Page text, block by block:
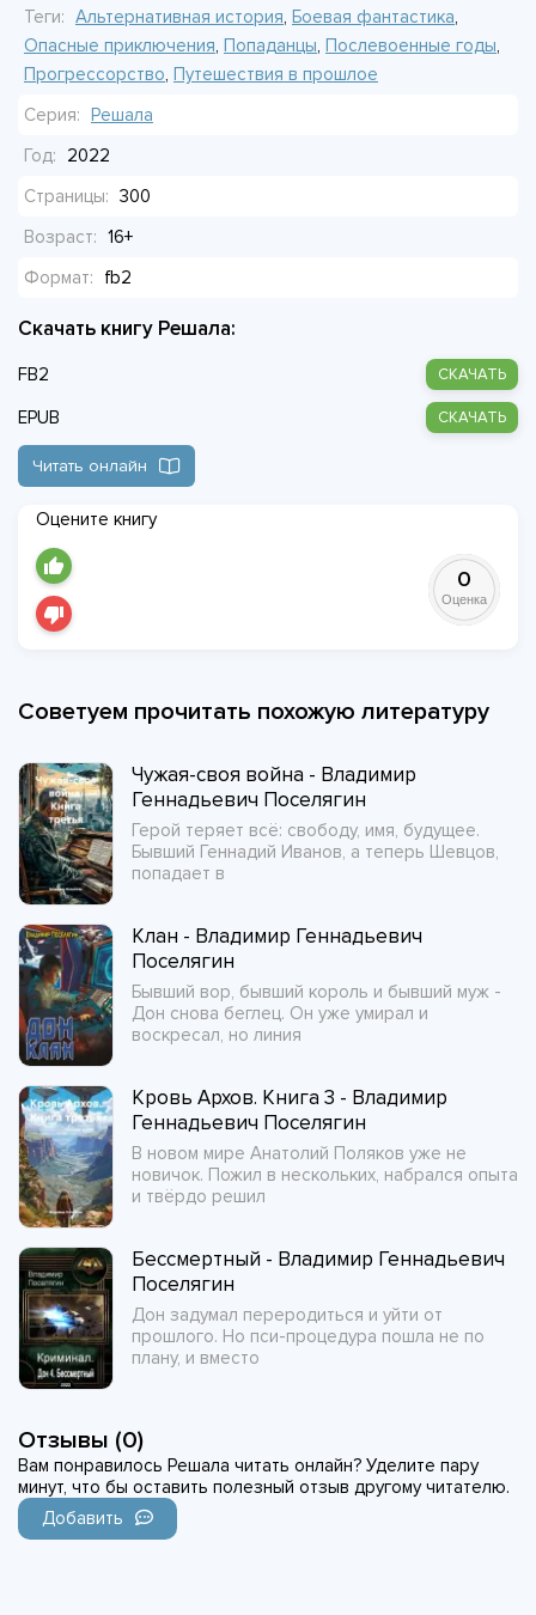
где бы раздобыть нормальный чай, потому что заварка
кончилась ещё утром.
Теги: Альтернативная история, Боевая фантастика,
Опасные приключения, Попаданцы, Послевоенные годы,
Прогрессорство, Путешествия в прошлое
Серия: Решала
Год:
2022
Страницы: 300
Возраст: 16+
Формат:
fb2
Скачать книгу Решала:
FB2 СКАЧАТЬ
EPUB СКАЧАТЬ
Читать онлайн
Оцените книгу
0
Оценка
Советуем прочитать похожую литературу
Чужая-своя война - Владимир
Геннадьевич Поселягин
Герой теряет всё: свободу, имя, будущее.
Бывший Геннадий Иванов, а теперь Шевцов,
попадает в
Клан - Владимир Геннадьевич
Поселягин
Бывший вор, бывший король и бывший муж -
Дон снова беглец. Он уже умирал и
воскресал, но линия
Кровь Архов. Книга 3 - Владимир
Геннадьевич Поселягин
В новом мире Анатолий Поляков уже не
новичок. Пожил в нескольких, набрался опыта
и твёрдо решил
Бессмертный - Владимир Геннадьевич
Поселягин
Дон задумал переродиться и уйти от
прошлого. Но пси-процедура пошла не по
плану, и вместо
Отзывы (0)
Вам понравилось Решала читать онлайн? Уделите пару
минут, что бы оставить полезный отзыв другому читателю.
Добавить